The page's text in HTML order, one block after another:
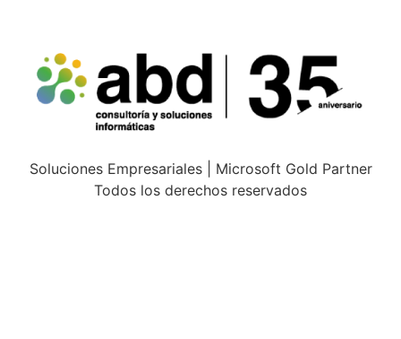
Soluciones Empresariales | Microsoft Gold Partner
Todos los derechos reservados